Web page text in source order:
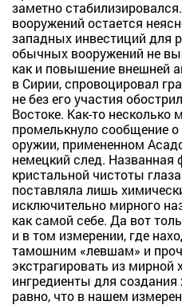
заметно
вооружений остается
западных инвестиций для
обычных вооружений не
как и повышение внешней
в Сирии, спровоцировал
не без его участия
Востоке. Как-то несколько
промелькнуло сообщение
оружии, примененном
немецкий след. Названная
кристальной чистоты
поставляла лишь
исключительно мирного
как самой себе. Да вот
и в том измерении, где
тамошним «левшам» и
экстрагировать из
ингредиенты для
равно, что в нашем